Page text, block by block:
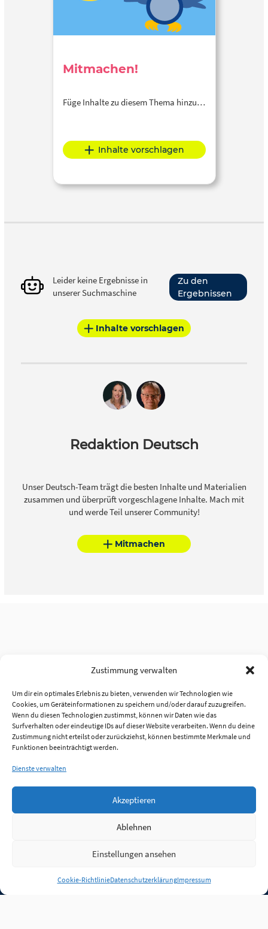
Zustimmung verwalten
Um dir ein optimales Erlebnis zu bieten, verwenden wir Technologien wie
Cookies, um Geräteinformationen zu speichern und/oder darauf zuzugreifen.
Wenn du diesen Technologien zustimmst, können wir Daten wie das
Surfverhalten oder eindeutige IDs auf dieser Website verarbeiten. Wenn du deine
Zustimmung nicht erteilst oder zurückziehst, können bestimmte Merkmale und
Funktionen beeinträchtigt werden.
Dienste verwalten
Akzeptieren
Ablehnen
Einstellungen ansehen
Cookie-RichtlinieDatenschutzerklärungImpressum
Mitmachen!
Füge Inhalte zu diesem Thema hinzu…
Inhalte vorschlagen
Leider keine Ergebnisse in
unserer Suchmaschine
Zu den
Ergebnissen
Inhalte vorschlagen
Redaktion Deutsch
Unser Deutsch-Team trägt die besten Inhalte und Materialien
zusammen und überprüft vorgeschlagene Inhalte. Mach mit
und werde Teil unserer Community!
Mitmachen
Anmelden
Jobs Partner FAQ Quellen